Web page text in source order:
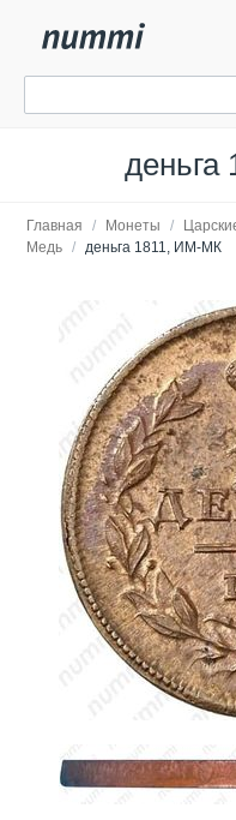
Главная / Монеты /
Медь / деньга 1811, ИМ-МК